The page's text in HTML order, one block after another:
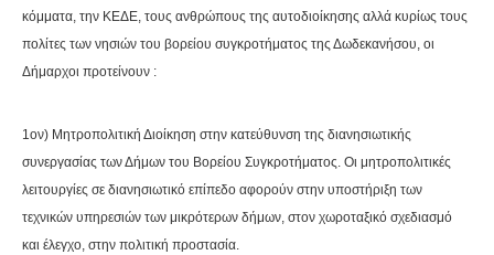
κόμματα, την ΚΕΔΕ, τους ανθρώπους της αυτοδιοίκησης αλλά κυρίως τους
πολίτες των νησιών του βορείου συγκροτήματος της Δωδεκανήσου, οι
Δήμαρχοι προτείνουν :
1ον) Μητροπολιτική Διοίκηση στην κατεύθυνση της διανησιωτικής
συνεργασίας των Δήμων του Βορείου Συγκροτήματος. Οι μητροπολιτικές
λειτουργίες σε διανησιωτικό επίπεδο αφορούν στην υποστήριξη των
τεχνικών υπηρεσιών των μικρότερων δήμων, στον χωροταξικό σχεδιασμό
και έλεγχο, στην πολιτική προστασία.